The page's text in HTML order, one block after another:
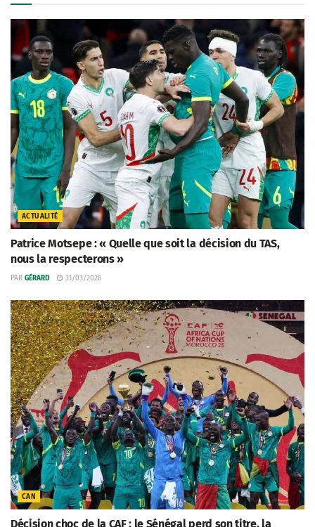
ACTUALITÉ
Patrice Motsepe : « Quelle que soit la décision du TAS,
nous la respecterons »
PAR GÉRARD 31/03/2026
CAN
Décision choc de la CAF : le Sénégal perd son titre, la